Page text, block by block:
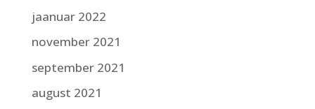
jaanuar 2022
november 2021
september 2021
august 2021